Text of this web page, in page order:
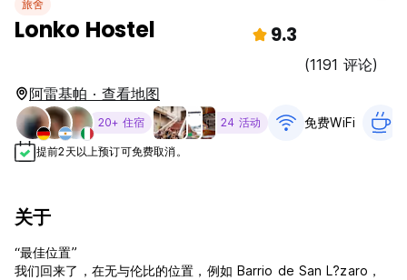
旅舍
Lonko Hostel 9.3
(1191 评论)
阿雷基帕 · 查看地图
20+ 住宿 24 活动 免费WiFi
提前2天以上预订可免费取消。
关于
“最佳位置”
我们回来了，在无与伦比的位置，例如 Barrio de San L?zaro，